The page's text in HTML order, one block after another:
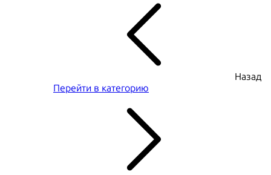
Назад
Перейти в категорию